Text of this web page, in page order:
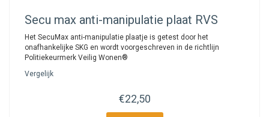
Secu max anti-manipulatie plaat RVS
Het SecuMax anti-manipulatie plaatje is getest door het
onafhankelijke SKG en wordt voorgeschreven in de richtlijn
Politiekeurmerk Veilig Wonen®
Vergelijk
€22,50